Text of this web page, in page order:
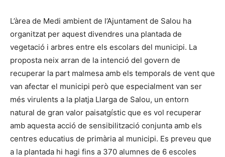
L’àrea de Medi ambient de l’Ajuntament de Salou ha
organitzat per aquest divendres una plantada de
vegetació i arbres entre els escolars del municipi. La
proposta neix arran de la intenció del govern de
recuperar la part malmesa amb els temporals de vent que
van afectar el municipi però que especialment van ser
més virulents a la platja Llarga de Salou, un entorn
natural de gran valor paisatgístic que es vol recuperar
amb aquesta acció de sensibilització conjunta amb els
centres educatius de primària al municipi. Es preveu que
a la plantada hi hagi fins a 370 alumnes de 6 escoles